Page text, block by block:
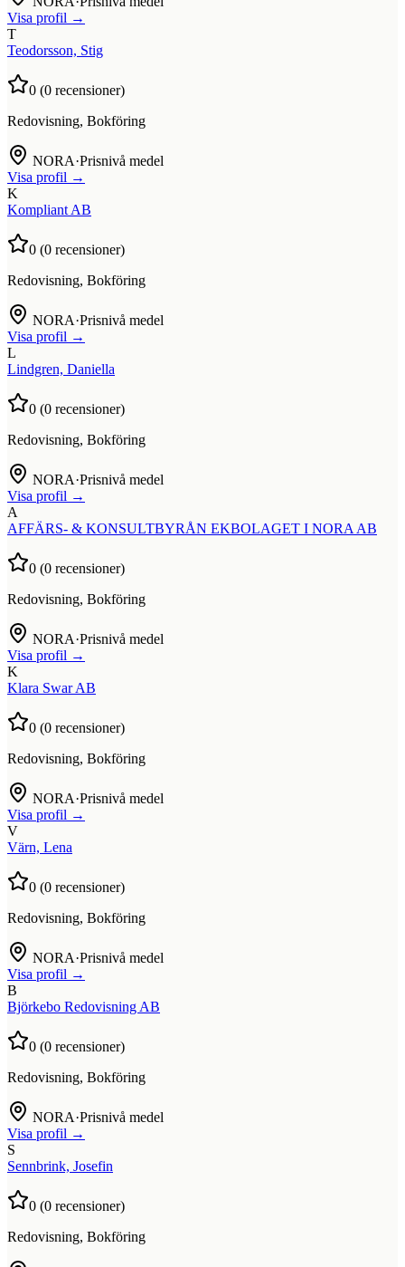
Visa profil →
T
Teodorsson, Stig
0 (0 recensioner)
Redovisning, Bokföring
NORA·Prisnivå medel
Visa profil →
K
Kompliant AB
0 (0 recensioner)
Redovisning, Bokföring
NORA·Prisnivå medel
Visa profil →
L
Lindgren, Daniella
0 (0 recensioner)
Redovisning, Bokföring
NORA·Prisnivå medel
Visa profil →
A
AFFÄRS- & KONSULTBYRÅN EKBOLAGET I NORA AB
0 (0 recensioner)
Redovisning, Bokföring
NORA·Prisnivå medel
Visa profil →
K
Klara Swar AB
0 (0 recensioner)
Redovisning, Bokföring
NORA·Prisnivå medel
Visa profil →
V
Värn, Lena
0 (0 recensioner)
Redovisning, Bokföring
NORA·Prisnivå medel
Visa profil →
B
Björkebo Redovisning AB
0 (0 recensioner)
Redovisning, Bokföring
NORA·Prisnivå medel
Visa profil →
S
Sennbrink, Josefin
0 (0 recensioner)
Redovisning, Bokföring